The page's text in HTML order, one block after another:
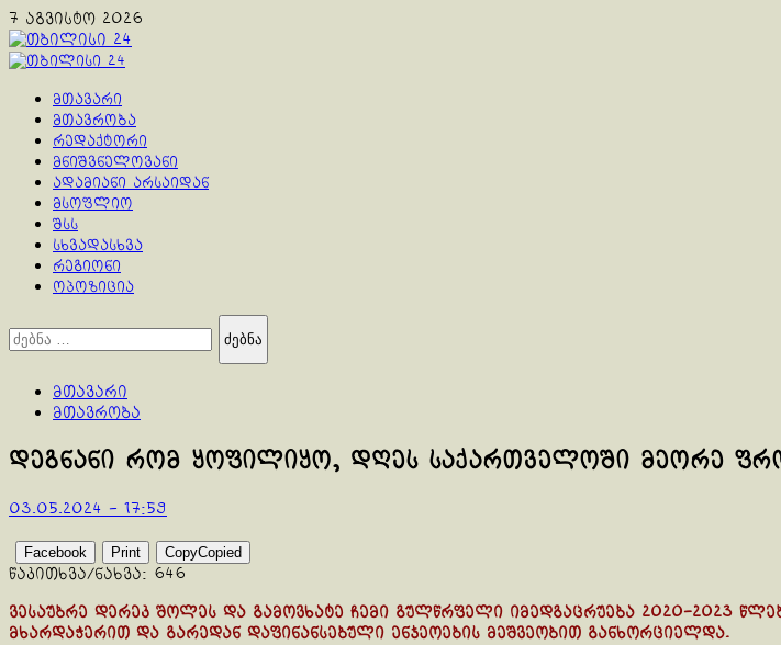
Skip
to
content
7 აგვისტო 2026
Primary
მთავარი
მთავრობა
რედაქტორი
მნიშვნელოვანი
ადამიანი არსაიდან
მსოფლიო
შსს
სხვადასხვა
რეგიონი
ოპოზიცია
ძებნა:
მთავარი
მთავრობა
დეგნანი რომ ყოფილიყო, დღეს საქართველოში მეორე
03.05.2024 - 17:59
Facebook Print CopyCopied
წაკითხვა/ნახვა: 646
ვესაუბრე დერეკ შოლეს და გამოვხატე ჩემი გულწრფელი იმედგაცრუება 2020-2023
მხარდაჭერით და გარედან დაფინანსებული ენჯეოების მეშვეობით განხორციელდა.